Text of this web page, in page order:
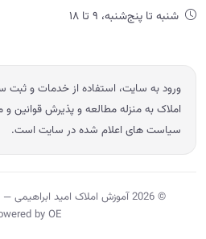
شنبه تا پنج‌شنبه، ۹ تا ۱۸
ورود به سایت، استفاده از خدمات و
املاک به منزله مطالعه و پذیرش قوانین
سیاست های اعلام شده در سایت است.
© 2026 آموزش املاک امید ابراهیمی — تمامی حقوق محفوظ است.
by OE